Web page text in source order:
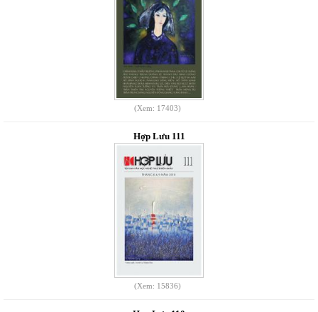
(Xem: 17403)
Hợp Lưu 111
(Xem: 15836)